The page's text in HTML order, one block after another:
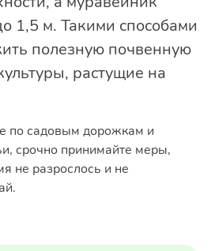
1,5 м. Такими способами
полезную почвенную
растущие на
по садовым дорожкам и
срочно принимайте меры,
не разрослось и не